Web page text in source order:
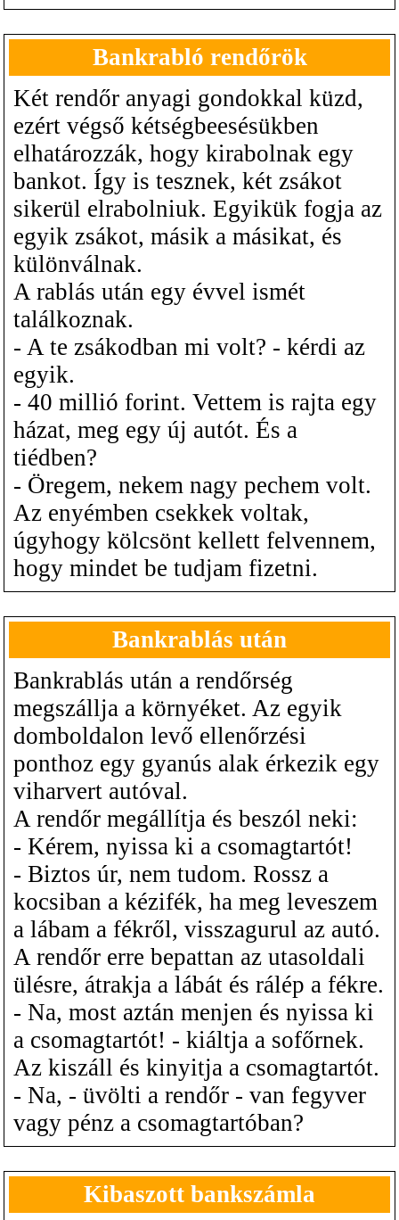
Bankrabló rendőrök
Két rendőr anyagi gondokkal küzd,
ezért végső kétségbeesésükben
elhatározzák, hogy kirabolnak egy
bankot. Így is tesznek, két zsákot
sikerül elrabolniuk. Egyikük fogja az
egyik zsákot, másik a másikat, és
különválnak.
A rablás után egy évvel ismét
találkoznak.
- A te zsákodban mi volt? - kérdi az
egyik.
- 40 millió forint. Vettem is rajta egy
házat, meg egy új autót. És a
tiédben?
- Öregem, nekem nagy pechem volt.
Az enyémben csekkek voltak,
úgyhogy kölcsönt kellett felvennem,
hogy mindet be tudjam fizetni.
Bankrablás után
Bankrablás után a rendőrség
megszállja a környéket. Az egyik
domboldalon levő ellenőrzési
ponthoz egy gyanús alak érkezik egy
viharvert autóval.
A rendőr megállítja és beszól neki:
- Kérem, nyissa ki a csomagtartót!
- Biztos úr, nem tudom. Rossz a
kocsiban a kézifék, ha meg leveszem
a lábam a fékről, visszagurul az autó.
A rendőr erre bepattan az utasoldali
ülésre, átrakja a lábát és rálép a fékre.
- Na, most aztán menjen és nyissa ki
a csomagtartót! - kiáltja a sofőrnek.
Az kiszáll és kinyitja a csomagtartót.
- Na, - üvölti a rendőr - van fegyver
vagy pénz a csomagtartóban?
Kibaszott bankszámla